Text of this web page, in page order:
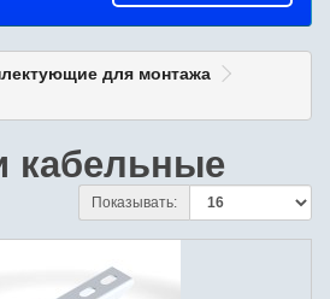
для монтажа
кабельные
Показывать: